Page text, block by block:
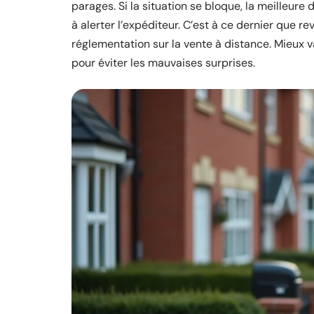
parages. Si la situation se bloque, la
à alerter l’expéditeur. C’est à ce dernier que
réglementation sur la vente à distance.
pour éviter les mauvaises surprises.